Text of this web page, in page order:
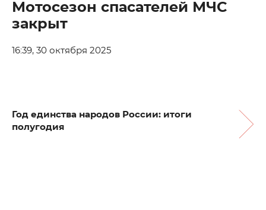
Мотосезон спасателей МЧС
закрыт
16:39, 30 октября 2025
Год единства народов России: итоги
полугодия